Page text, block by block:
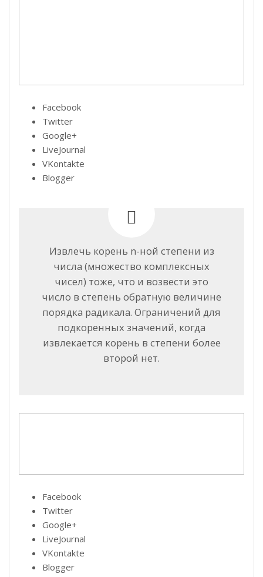
Facebook
Twitter
Google+
LiveJournal
VKontakte
Blogger
Извлечь корень n-ной степени из
числа (множество комплексных
чисел) тоже, что и возвести это
число в степень обратную величине
порядка радикала. Ограничений для
подкоренных значений, когда
извлекается корень в степени более
второй нет.
Facebook
Twitter
Google+
LiveJournal
VKontakte
Blogger